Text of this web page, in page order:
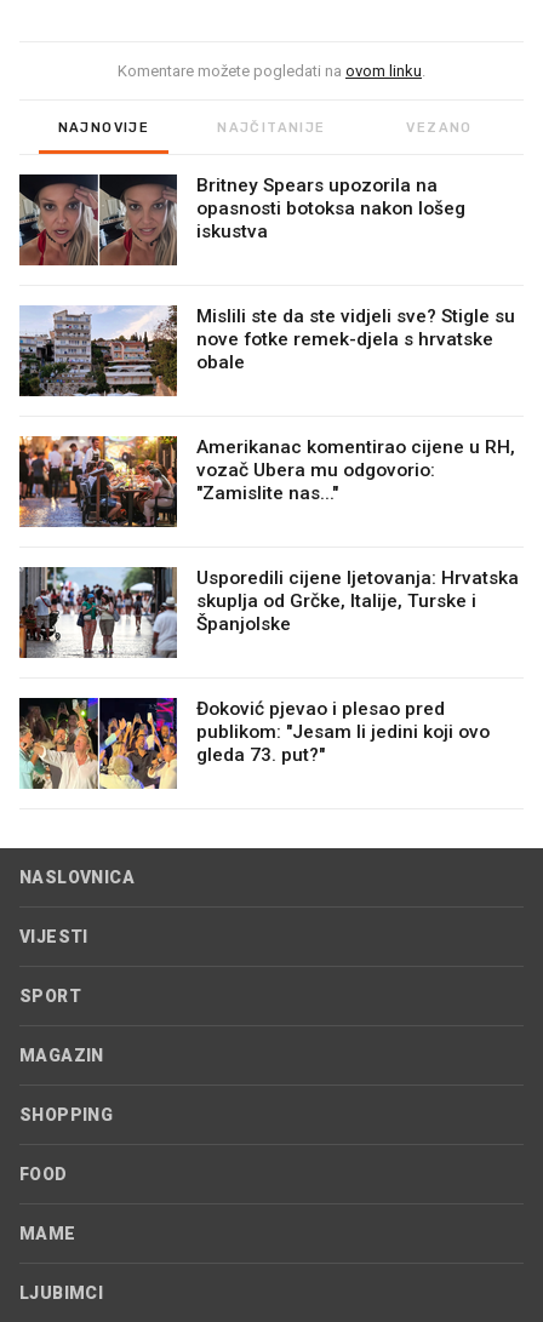
Komentare možete pogledati na ovom linku
NAJNOVIJE NAJČITANIJE VEZANO
Britney Spears upozorila na
opasnosti botoksa nakon lošeg
iskustva
Mislili ste da ste vidjeli sve? Stigle su
nove fotke remek-djela s hrvatske
obale
Amerikanac komentirao cijene u RH,
vozač Ubera mu odgovorio:
"Zamislite nas..."
Usporedili cijene ljetovanja: Hrvatska
skuplja od Grčke, Italije, Turske i
Španjolske
Đoković pjevao i plesao pred
publikom: "Jesam li jedini koji ovo
gleda 73. put?"
NASLOVNICA
VIJESTI
SPORT
MAGAZIN
SHOPPING
FOOD
MAME
LJUBIMCI